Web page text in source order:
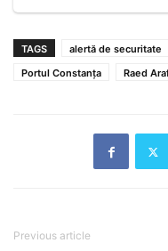
TAGS alertă de securitate
Portul Constanța
Raed
Previous article